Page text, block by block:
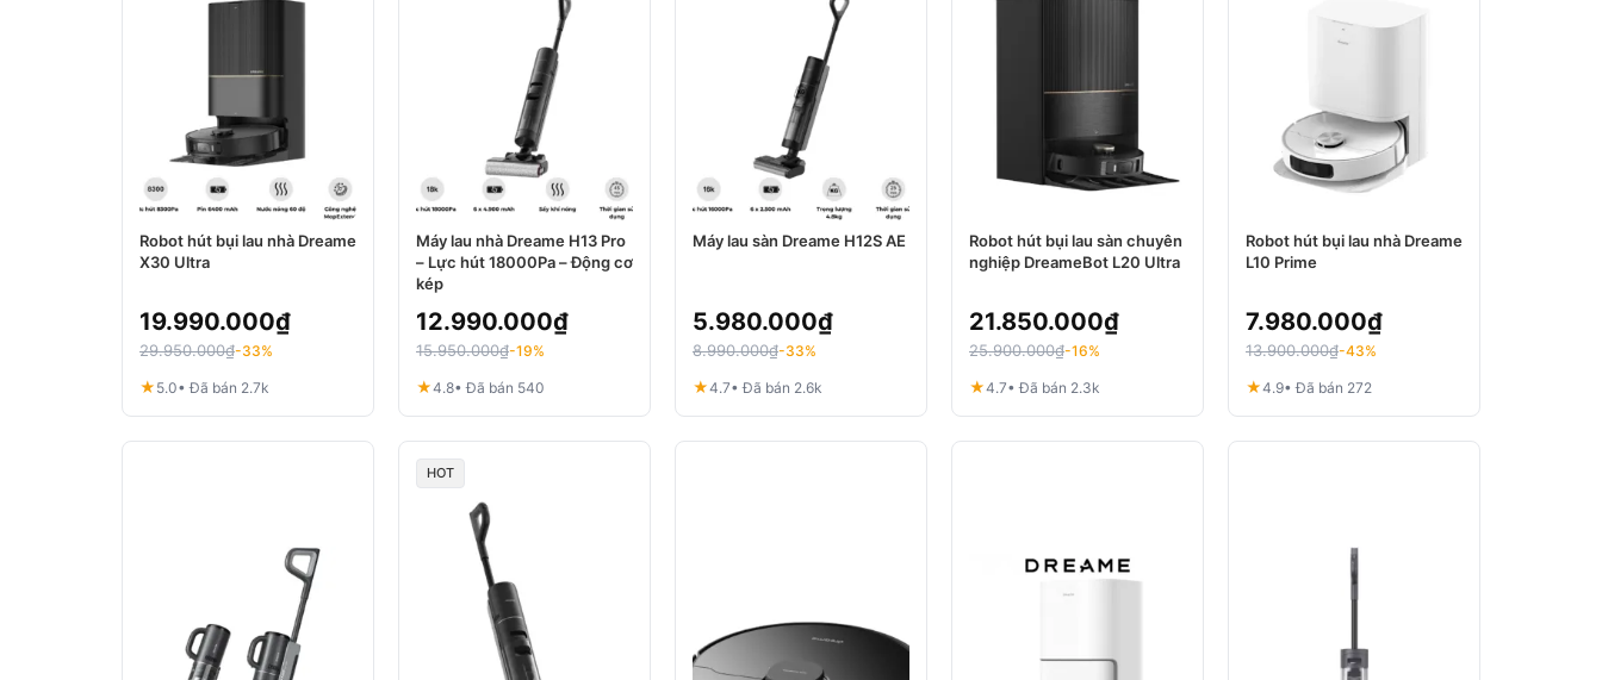
Robot hút bụi lau nhà Dreame
X30 Ultra
19.990.000₫
29.950.000₫-33%
★ 5.0• Đã bán 2.7k
Máy lau nhà Dreame H13 Pro
– Lực hút 18000Pa – Động cơ
kép
12.990.000₫
15.950.000₫-19%
★4.8• Đã bán 540
Máy lau sàn Dreame H12S AE
5.980.000₫
8.990.000₫-33%
★4.7• Đã bán 2.6k
Robot hút bụi lau sàn chuyên
nghiệp DreameBot L20 Ultra
21.850.000₫
25.900.000₫-16%
★4.7• Đã bán 2.3k
Robot hút bụi lau nhà Dreame
L10 Prime
7.980.000₫
13.900.000₫-43%
★4.9• Đã bán 272
HOT